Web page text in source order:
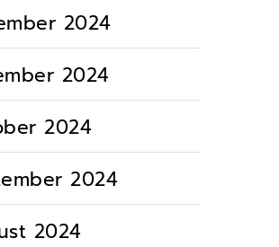
2024
2024
2024
2024
2024